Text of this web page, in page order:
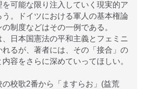
可能な限り注入していく現実的ア
。ドイツにおける軍人の基本権論
制度などはその一例である。
日本国憲法の平和主義とフェミニ
れるが、著者には、その「接合」の
容をさらに深めていってほしい。
校歌2番から「ますらお」(益荒